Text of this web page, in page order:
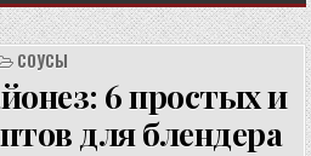
СОУСЫ
6 простых и
для блендера